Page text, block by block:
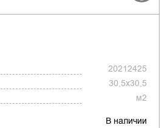
20212425
30,5x30,5
м2
В наличии